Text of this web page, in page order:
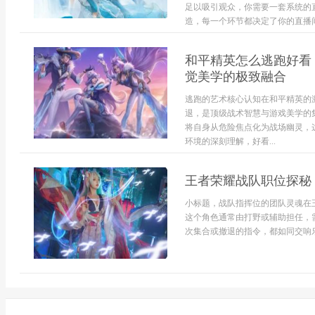
足以吸引观众，你需要一套系统
造，每一个环节都决定了你的直
和平精英怎么逃跑好
觉美学的极致融合
逃跑的艺术核心认知在和平精英
退，是顶级战术智慧与游戏美学
将自身从危险焦点化为战场幽灵
环境的深刻理解，好看...
王者荣耀战队职位探
小标题，战队指挥位的团队灵魂
这个角色通常由打野或辅助担任
次集合或撤退的指令，都如同交响